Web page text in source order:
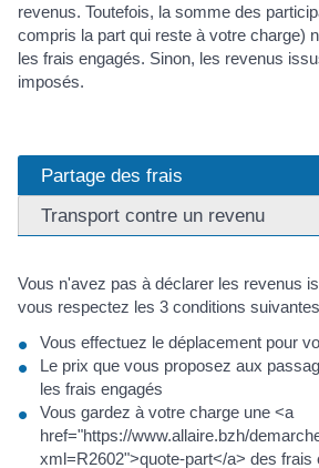
revenus. Toutefois, la somme des
compris la part qui reste à votre charge)
les frais engagés. Sinon, les revenus
imposés.
Partage des frais
Transport contre un revenu
Vous n'avez pas à déclarer les revenus
vous respectez les 3 conditions
Vous effectuez le déplacement pour
Le prix que vous proposez aux
les frais engagés
Vous gardez à votre charge une <a
href="https://www.allaire.bzh/
xml=R2602">quote-part</a> des frais